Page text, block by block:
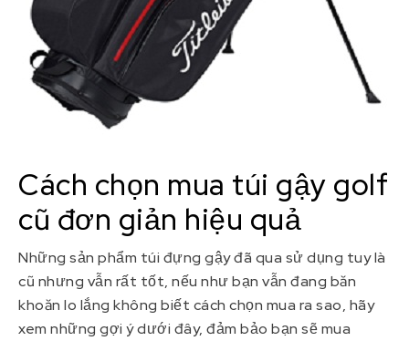
Cách chọn mua túi gậy golf
cũ đơn giản hiệu quả
Những sản phẩm túi đựng gậy đã qua sử dụng tuy là
cũ nhưng vẫn rất tốt, nếu như bạn vẫn đang băn
khoăn lo lắng không biết cách chọn mua ra sao, hãy
xem những gợi ý dưới đây, đảm bảo bạn sẽ mua